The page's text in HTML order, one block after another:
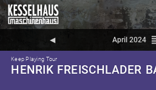
◀︎ April 2024
Keep Playing Tour
HENRIK FREISCHLADER